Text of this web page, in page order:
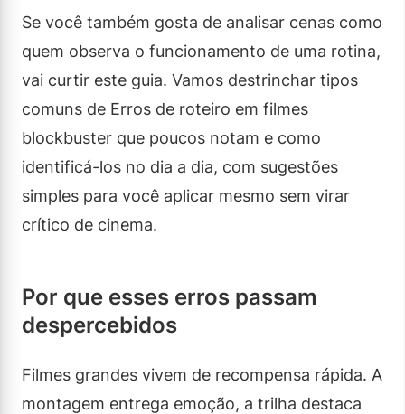
Se você também gosta de analisar cenas como
quem observa o funcionamento de uma rotina,
vai curtir este guia. Vamos destrinchar tipos
comuns de Erros de roteiro em filmes
blockbuster que poucos notam e como
identificá-los no dia a dia, com sugestões
simples para você aplicar mesmo sem virar
crítico de cinema.
Por que esses erros passam
despercebidos
Filmes grandes vivem de recompensa rápida. A
montagem entrega emoção, a trilha destaca